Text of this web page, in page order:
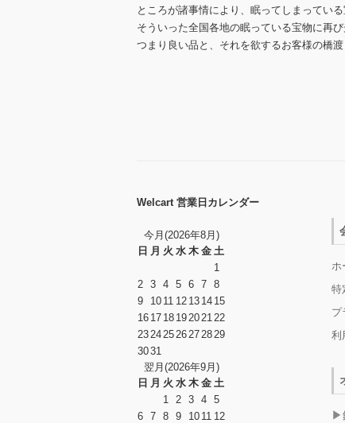
ところが諸事情により、眠ってしまってい
そういった全国各地の眠っている宝物に再
つまり良い品と、それを欲するお客様の橋
Welcart 営業日カレンダー
今月(2026年8月)
日 月 火 水 木 金 土
1
2 3 4 5 6 7 8
9
10 11 12 13 14 15
16 17 18 19 20 21 22
23 24 25 26 27 28 29
3031
翌月(2026年9月)
日 月 火 水 木 金 土
1
2 3 4 5
6 7 8 9 10 11 12
ホ
特
プ
利